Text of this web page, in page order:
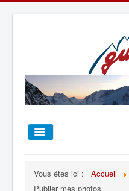
Vous êtes ici : Accueil
Publier mes photos